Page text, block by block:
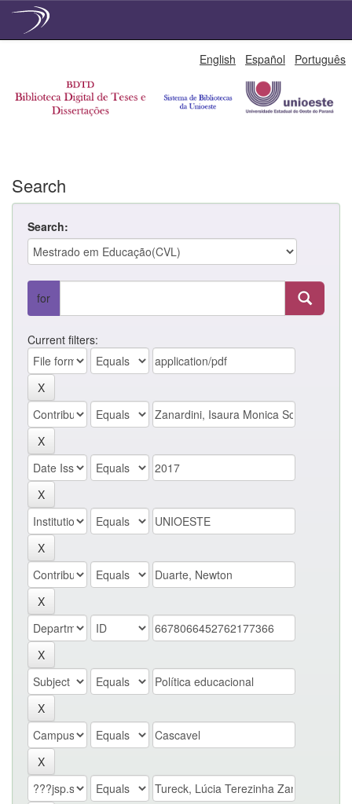
English Español Português
Search
Search:
for
Current filters: